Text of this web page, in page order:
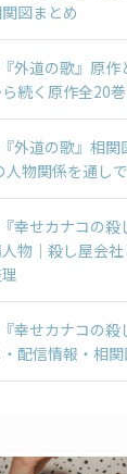
図まとめ
外道の歌』原
続く原作全20
外道の歌』相関
人物関係を通し
幸せカナコの
物｜殺し屋会
幸せカナコの殺
配信情報・相